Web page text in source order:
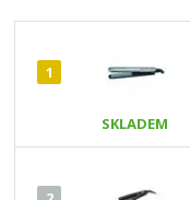
1
SKLADEM